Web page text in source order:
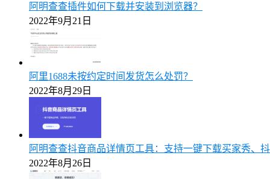
阿明查查插件如何下载并安装到浏览器？
2022年9月21日
阿里1688未按约定时间发货怎么处罚？
2022年8月29日
阿明查查抖音商品详情页工具：支持一键下载买家秀、
2022年8月26日